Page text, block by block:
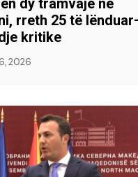
dy tramvaje në
rreth 25 të
kritike
2026